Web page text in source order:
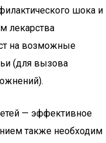
шока и
лекарства
на возможные
(для вызова
— эффективное
также необходим